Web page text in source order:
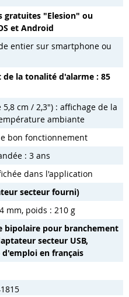
gratuites "Elesion" ou
et Android
entier sur smartphone ou
la tonalité d'alarme : 85
5,8 cm / 2,3") : affichage de la
ambiante
bon fonctionnement
: 3 ans
dans l'application
secteur fourni)
mm, poids : 210 g
bipolaire pour branchement
secteur USB,
en français